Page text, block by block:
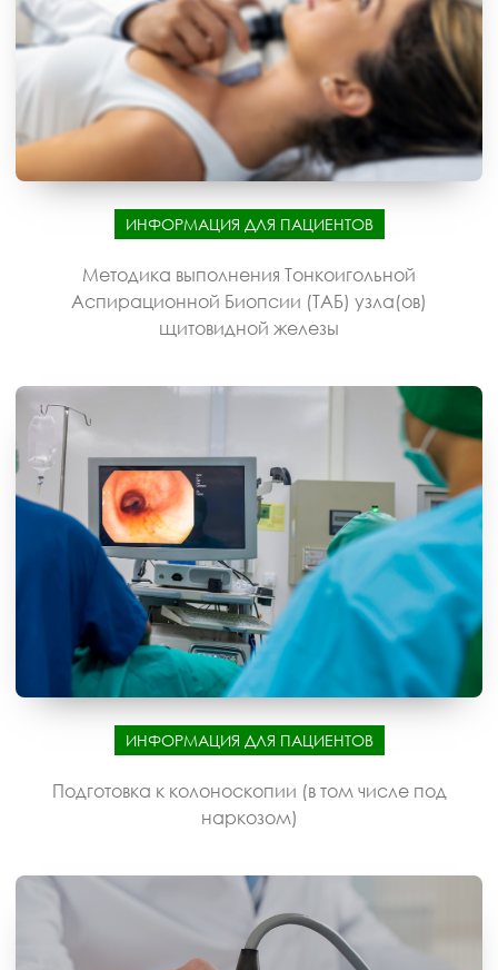
ИНФОРМАЦИЯ ДЛЯ ПАЦИЕНТОВ
Методика выполнения Тонкоигольной
Аспирационной Биопсии (ТАБ) узла(ов)
щитовидной железы
ИНФОРМАЦИЯ ДЛЯ ПАЦИЕНТОВ
Подготовка к колоноскопии (в том числе под
наркозом)